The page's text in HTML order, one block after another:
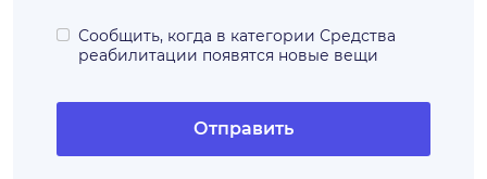
Сообщить, когда в категории Средства
реабилитации появятся новые вещи
Отправить